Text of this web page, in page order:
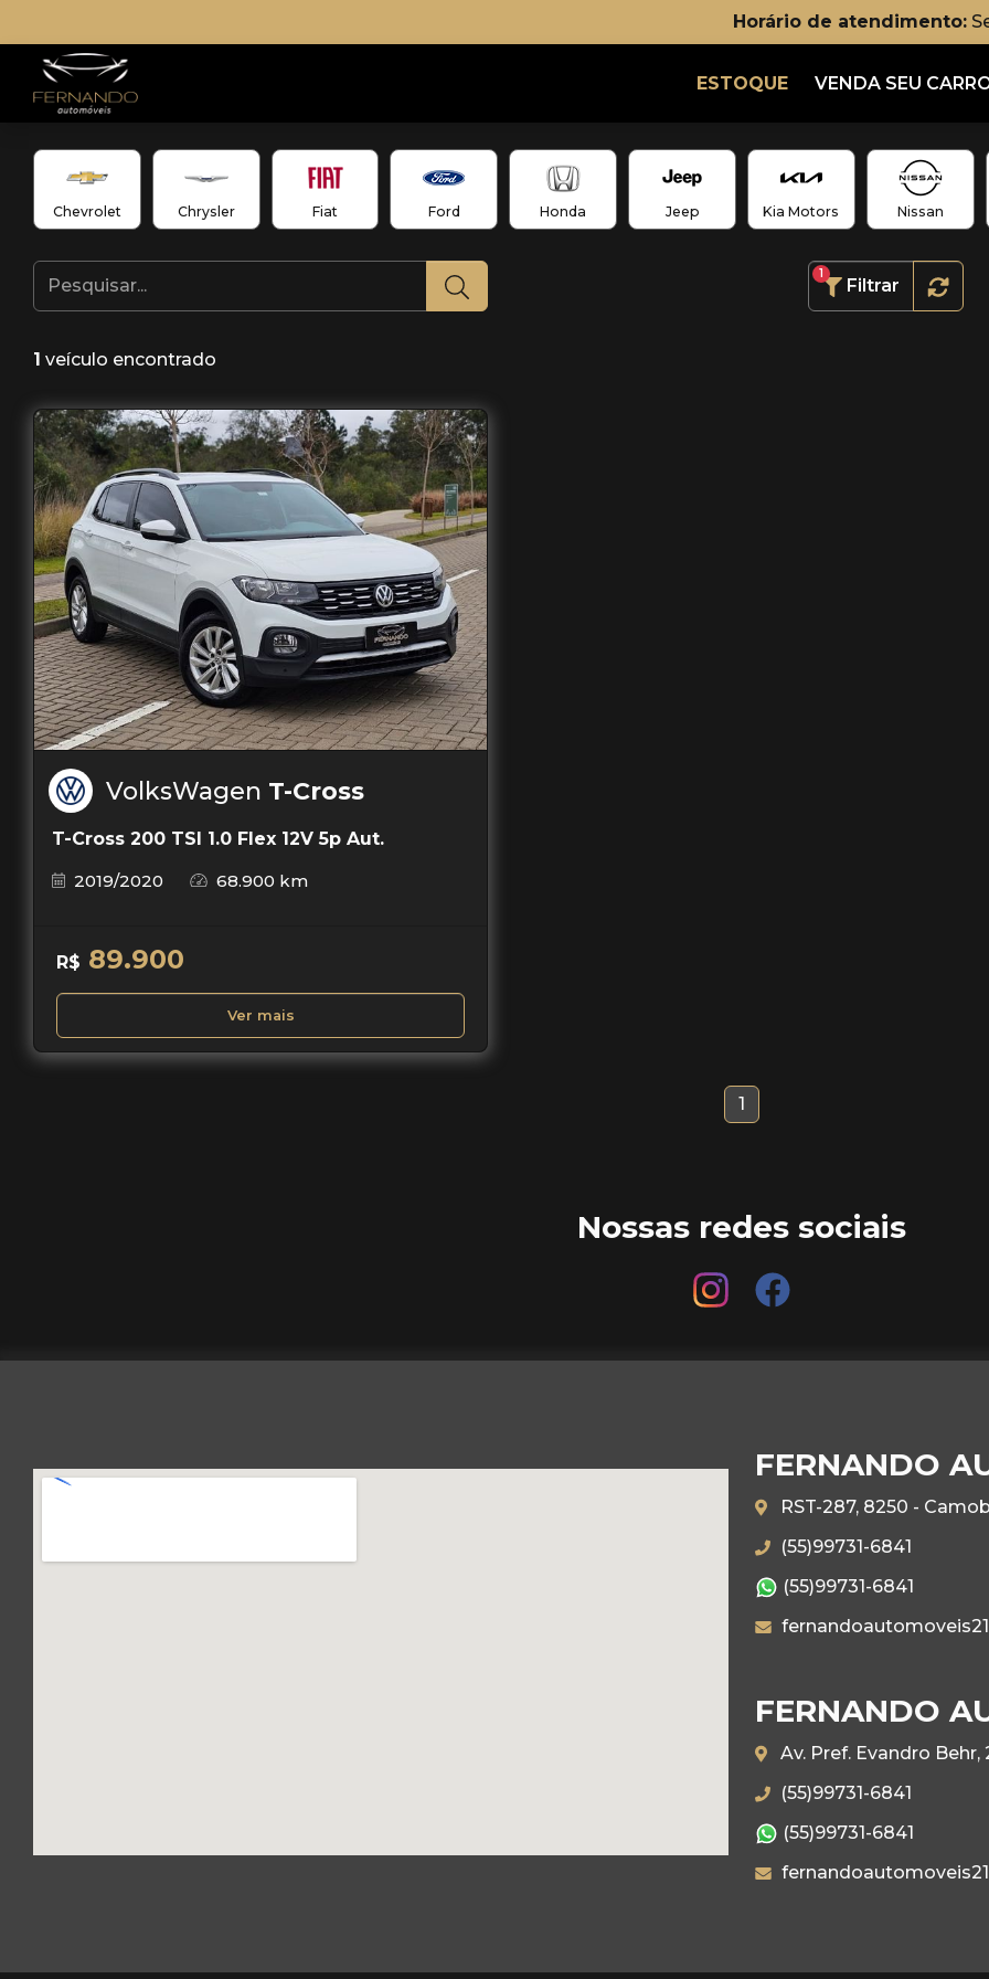
Horário de atendimento:
ESTOQUE VENDA SEU
Chevrolet Chrysler Fiat Ford Honda Jeep Kia Motors Nissan
Filtrar
1
1 veículo encontrado
VolksWagen T-Cross
T-Cross 200 TSI 1.0 Flex 12V 5p Aut.
2019/2020
68.900 km
R$ 89.900
Ver mais
1
Nossas redes sociais
FERNANDO
RST-287, 8250 -
(55)99731-6841
(55)99731-6841
FERNANDO
Av. Pref. Evandro
(55)99731-6841
(55)99731-6841